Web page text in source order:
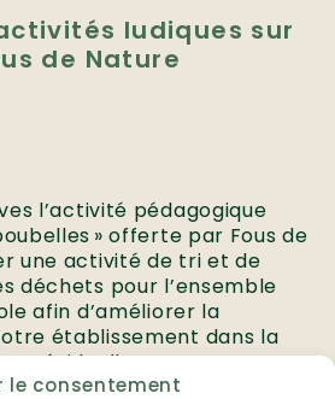
le consentement
ludiques sur
de Nature
l’activité pédagogique
» offerte par Fous de
une activité de tri et de
déchets pour l’ensemble
afin d’améliorer la
établissement dans la
résiduelles.